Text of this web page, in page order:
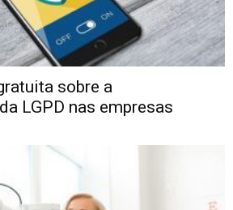
sobre a
LGPD nas empresas